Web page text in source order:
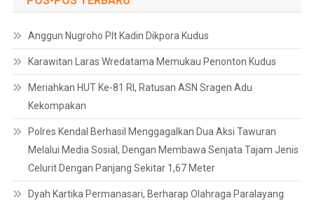
Anggun Nugroho Plt Kadin Dikpora Kudus
Karawitan Laras Wredatama Memukau Penonton Kudus
Meriahkan HUT Ke-81 RI, Ratusan ASN Sragen Adu
Kekompakan
Polres Kendal Berhasil Menggagalkan Dua Aksi Tawuran
Melalui Media Sosial, Dengan Membawa Senjata Tajam Jenis
Celurit Dengan Panjang Sekitar 1,67 Meter
Dyah Kartika Permanasari, Berharap Olahraga Paralayang